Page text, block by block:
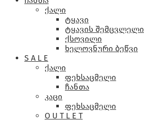
ქალი
ტყავი
ტყავის შემცვლელი
ქსოვილი
ხელოვნური ბეწვი
S A L E
ქალი
ფეხსაცმელი
ჩანთა
კაცი
ფეხსაცმელი
O U T L E T